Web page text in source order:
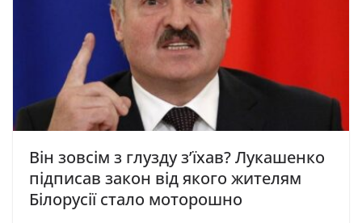
Він зовсім з глузду з’їхав? Лукашенко
підписав закон від якого жителям
Білорусії стало моторошно